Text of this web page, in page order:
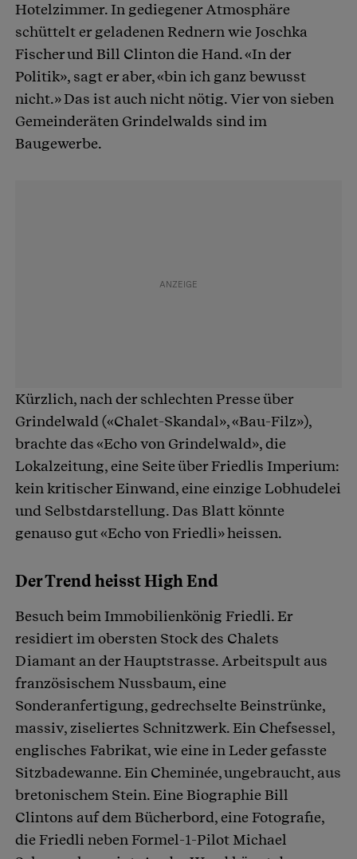
Hotelzimmer. In gediegener Atmosphäre
schüttelt er geladenen Rednern wie Joschka
Fischer und Bill Clinton die Hand. «In der
Politik», sagt er aber, «bin ich ganz bewusst
nicht.» Das ist auch nicht nötig. Vier von sieben
Gemeinderäten Grindelwalds sind im
Baugewerbe.
Kürzlich, nach der schlechten Presse über
Grindelwald («Chalet-Skandal», «Bau-Filz»),
brachte das «Echo von Grindelwald», die
Lokalzeitung, eine Seite über Friedlis Imperium:
kein kritischer Einwand, eine einzige Lobhudelei
und Selbstdarstellung. Das Blatt könnte
genauso gut «Echo von Friedli» heissen.
Der Trend heisst High End
Besuch beim Immobilienkönig Friedli. Er
residiert im obersten Stock des Chalets
Diamant an der Hauptstrasse. Arbeitspult aus
französischem Nussbaum, eine
Sonderanfertigung, gedrechselte Beinstrünke,
massiv, ziseliertes Schnitzwerk. Ein Chefsessel,
englisches Fabrikat, wie eine in Leder gefasste
Sitzbadewanne. Ein Cheminée, ungebraucht, aus
bretonischem Stein. Eine Biographie Bill
Clintons auf dem Bücherbord, eine Fotografie,
die Friedli neben Formel-1-Pilot Michael